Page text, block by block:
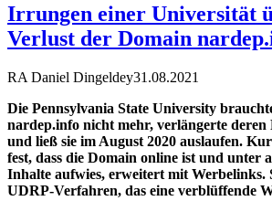
Irrungen einer Universität
Verlust der Domain
RA Daniel Dingeldey31.08.2021
Die Pennsylvania State University
nardep.info nicht mehr, verlängerte
und ließ sie im August 2020 auslaufen.
fest, dass die Domain online ist und unter
Inhalte aufwies, erweitert mit Werbelinks.
UDRP-Verfahren, das eine verblüffende